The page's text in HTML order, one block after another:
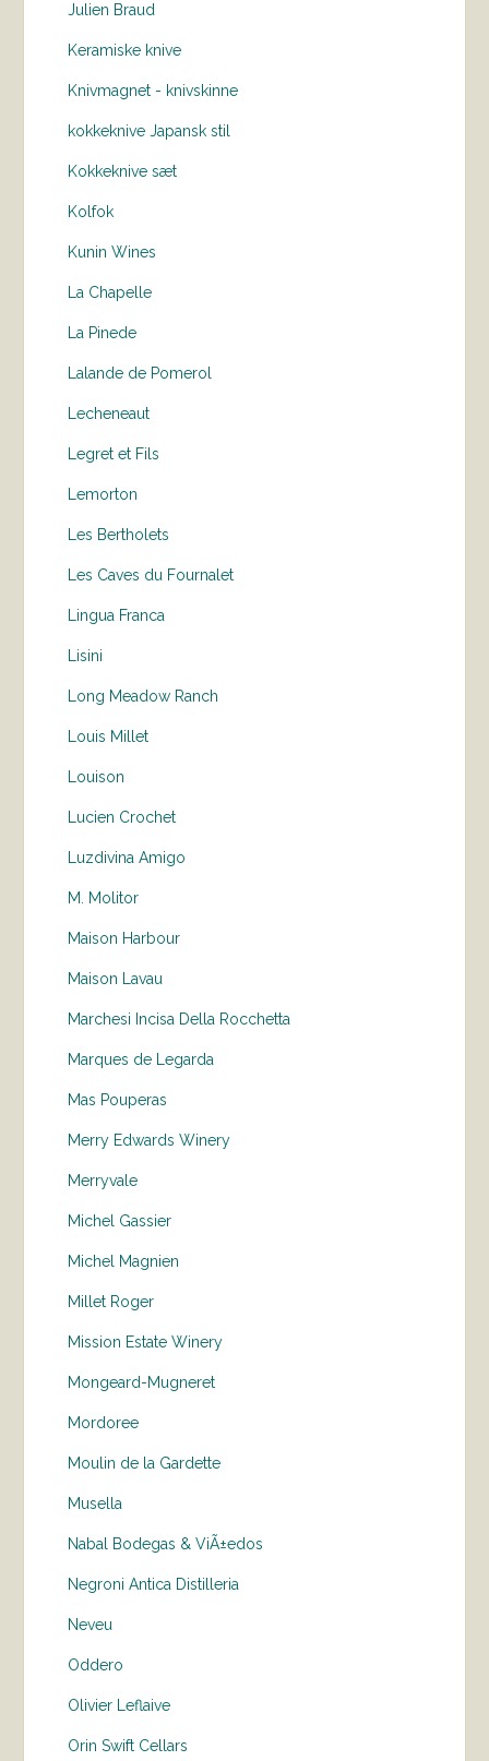
Julien Braud
Keramiske knive
Knivmagnet - knivskinne
kokkeknive Japansk stil
Kokkeknive sæt
Kolfok
Kunin Wines
La Chapelle
La Pinede
Lalande de Pomerol
Lecheneaut
Legret et Fils
Lemorton
Les Bertholets
Les Caves du Fournalet
Lingua Franca
Lisini
Long Meadow Ranch
Louis Millet
Louison
Lucien Crochet
Luzdivina Amigo
M. Molitor
Maison Harbour
Maison Lavau
Marchesi Incisa Della Rocchetta
Marques de Legarda
Mas Pouperas
Merry Edwards Winery
Merryvale
Michel Gassier
Michel Magnien
Millet Roger
Mission Estate Winery
Mongeard-Mugneret
Mordoree
Moulin de la Gardette
Musella
Nabal Bodegas & ViÃ±edos
Negroni Antica Distilleria
Neveu
Oddero
Olivier Leflaive
Orin Swift Cellars